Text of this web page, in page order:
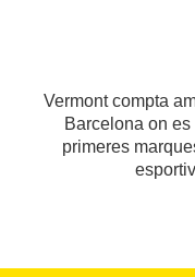
Vermont compta
Barcelona on
primeres